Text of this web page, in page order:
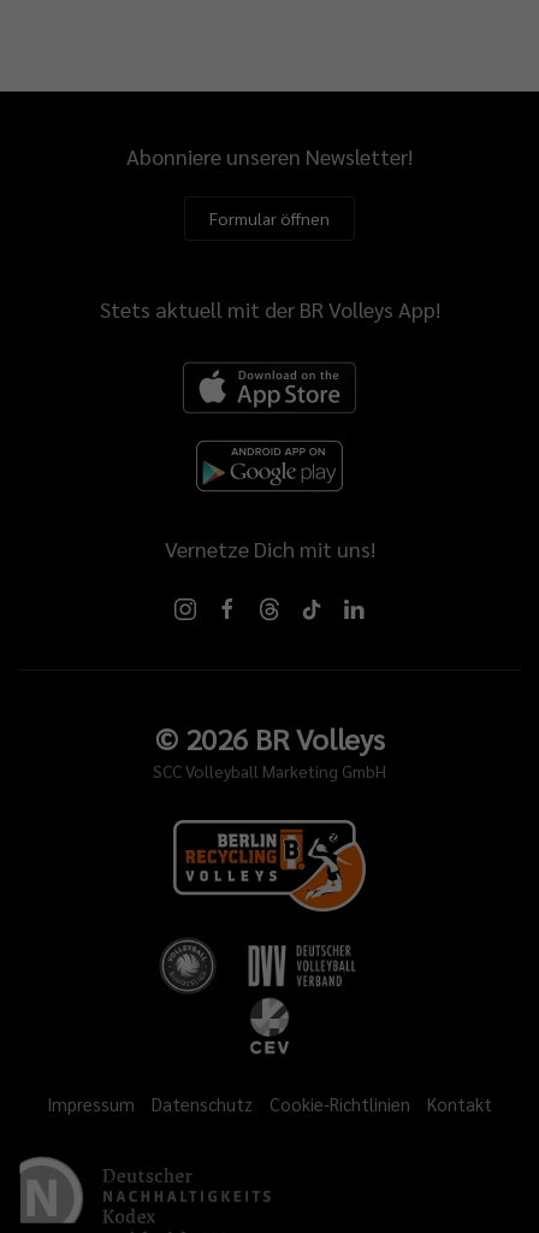
Abonniere unseren Newsletter!
Formular öffnen
Stets aktuell mit der BR Volleys App!
Vernetze Dich mit uns!
© 2026BR Volleys
SCC Volleyball Marketing GmbH
Impressum Datenschutz Cookie-Richtlinien Kontakt